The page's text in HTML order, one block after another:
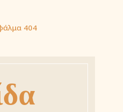
404